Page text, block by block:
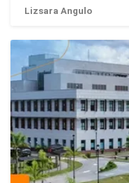
Lizsara Angulo